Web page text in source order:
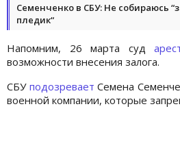
Семенченко в СБУ: Не собираюсь
пледик“
Напомним, 26 марта суд
возможности внесения залога.
СБУ подозревает Семена
военной компании, которые